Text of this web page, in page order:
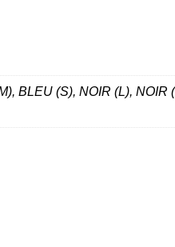
BLEU (S), NOIR (L), NOIR